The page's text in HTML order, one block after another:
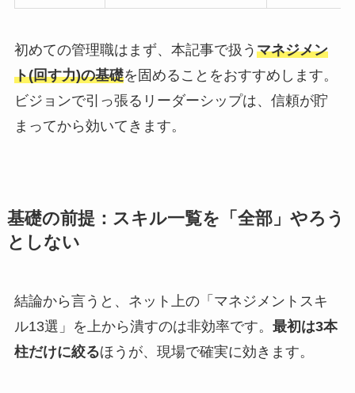
初めての管理職はまず、本記事で扱う マネジメン
ト(回す力)の基礎を固めることをおすすめします。
ビジョンで引っ張るリーダーシップは、信頼が貯
まってから効いてきます。
基礎の前提：スキル一覧を「全部」やろう
としない
結論から言うと、ネット上の「マネジメントスキ
ル13選」を上から潰すのは非効率です。 最初は3本
柱だけに絞るほうが、現場で確実に効きます。